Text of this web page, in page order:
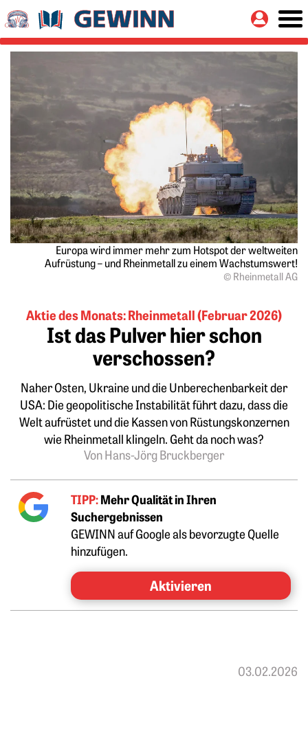
Springe zu:
Hauptinhalt
Europa wird immer mehr zum Hotspot der weltweiten
Aufrüstung – und Rheinmetall zu einem Wachstumswert!
© Rheinmetall AG
Aktie des Monats: Rheinmetall (Februar 2026)
Ist das Pulver hier schon
verschossen?
Naher Osten, Ukraine und die Unberechenbarkeit der
USA: Die geopolitische Instabilität führt dazu, dass die
Welt aufrüstet und die Kassen von Rüstungskonzernen
wie Rheinmetall klingeln. Geht da noch was?
Von Hans-Jörg Bruckberger
TIPP:Mehr Qualität in Ihren
Suchergebnissen
GEWINN auf Google als bevorzugte Quelle
hinzufügen.
Aktivieren
03.02.2026